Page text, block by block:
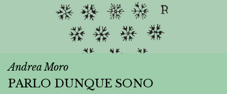
Andrea Moro
PARLO DUNQUE SONO